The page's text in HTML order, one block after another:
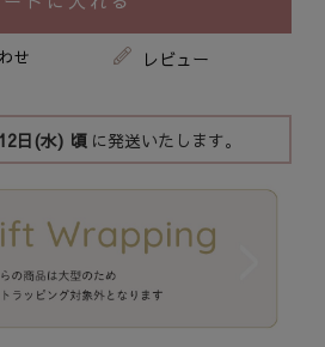
せ レビュー
日(水) 頃 に発送いたします。